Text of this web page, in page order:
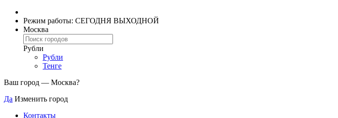
Режим работы: СЕГОДНЯ ВЫХОДНОЙ
Москва
Рубли
Рубли
Тенге
Ваш город — Москва?
Да Изменить город
Контакты